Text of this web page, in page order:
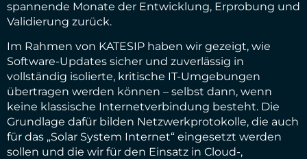
spannende Monate der Entwicklung, Erprobung und
Validierung zurück.
Im Rahmen von KATESIP haben wir gezeigt, wie
Software-Updates sicher und zuverlässig in
vollständig isolierte, kritische IT-Umgebungen
übertragen werden können – selbst dann, wenn
keine klassische Internetverbindung besteht. Die
Grundlage dafür bilden Netzwerkprotokolle, die auch
für das „Solar System Internet“ eingesetzt werden
sollen und die wir für den Einsatz in Cloud-,